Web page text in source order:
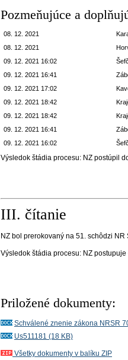
Pozmeňujúce a
08. 12. 2021
08. 12. 2021
09. 12. 2021 16:02
09. 12. 2021 16:41
09. 12. 2021 17:02
09. 12. 2021 18:42
09. 12. 2021 18:42
09. 12. 2021 16:41
09. 12. 2021 16:02
Výsledok štádia procesu: NZ postúpil
III. čítanie
NZ bol prerokovaný na 51. schôdzi
Výsledok štádia procesu: NZ
Priložené dokumenty:
Schválené znenie zákona NRSR
Us511181 (18 KB)
Všetky dokumenty v balíku ZIP